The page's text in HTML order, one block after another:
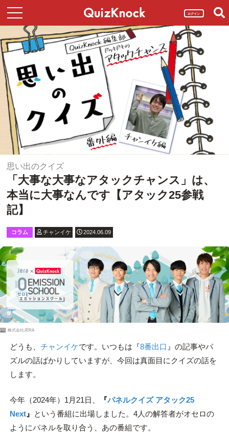
ログイン
思い出のクイズ
「大事な大事なアタックチャンス」は、
本当に大事なんです【アタック25参戦
記】
コラム チャンイケ 2024.06.09
PR 株式会社JERA
どうも、 チャンイケです。いつもは『8番出口 』の記事やパ
ズルの話ばかりしていますが、今回は真面目にクイズの話を
します。
今年（2024年）1月21日、 『パネルクイズ アタック25
Next』 という番組に出場しました。4人の解答者がオセロの
ようにパネルを取り合う、あの番組です。